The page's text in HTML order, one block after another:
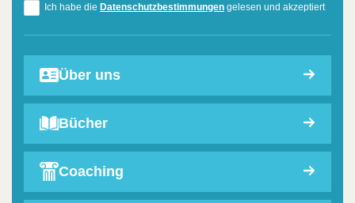
Ich habe die Datenschutzbestimmungen gelesen und akzeptiert
Über uns
Bücher
Coaching